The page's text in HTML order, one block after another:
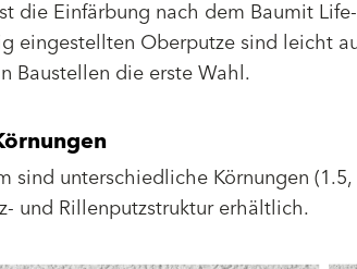
die Einfärbung nach dem Baumit
eingestellten Oberputze sind leicht
Baustellen die erste Wahl.
sind unterschiedliche Körnungen
und Rillenputzstruktur erhältlich.